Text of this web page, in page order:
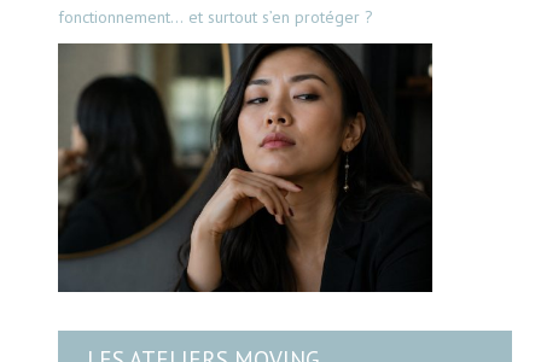
fonctionnement… et surtout s’en protéger ?